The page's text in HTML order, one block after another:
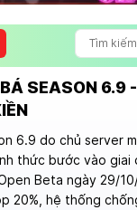
SEASON 6.9
6.9 do chủ server
thức bước vào
Beta ngày 29/
20%, hệ thống